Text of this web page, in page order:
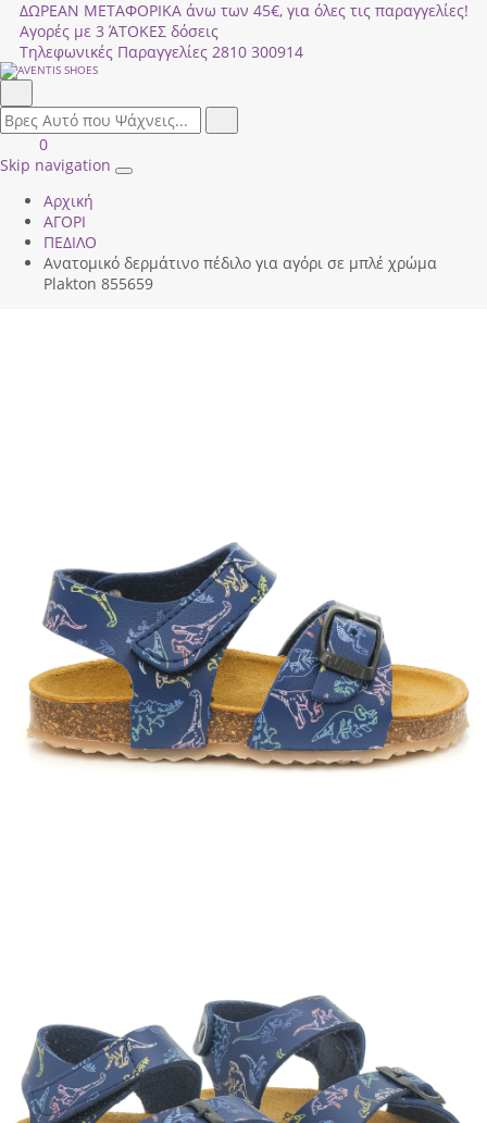
ΔΩΡΕΑΝ ΜΕΤΑΦΟΡΙΚΑ άνω των 45€, για όλες τις παραγγελίες!
Αγορές με 3 ΆΤΟΚΕΣ δόσεις
Τηλεφωνικές Παραγγελίες 2810 300914
field.search
Είσοδος
|
ΚΑΛΑΘΙ
ΑΓΟΡΩΝ
0
Skip navigation
Toggle
Αρχική
ΑΓΟΡΙ
ΠΕΔΙΛΟ
Ανατομικό δερμάτινο πέδιλο για αγόρι σε μπλέ χρώμα
Plakton 855659